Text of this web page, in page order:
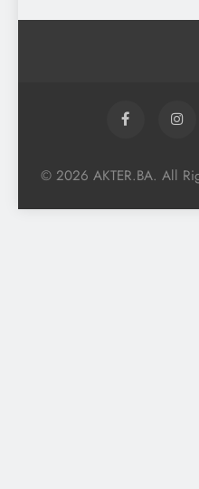
© 2026 AKTER.BA. All